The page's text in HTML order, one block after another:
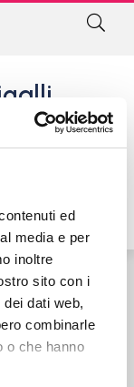
ed
media e per
inoltre
sito con i
dati web,
combinarle
o che hanno
e Tommaso
Cookie Policy